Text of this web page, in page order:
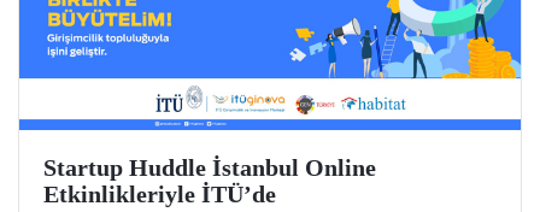
Startup Huddle İstanbul Online
Etkinlikleriyle İTÜ’de